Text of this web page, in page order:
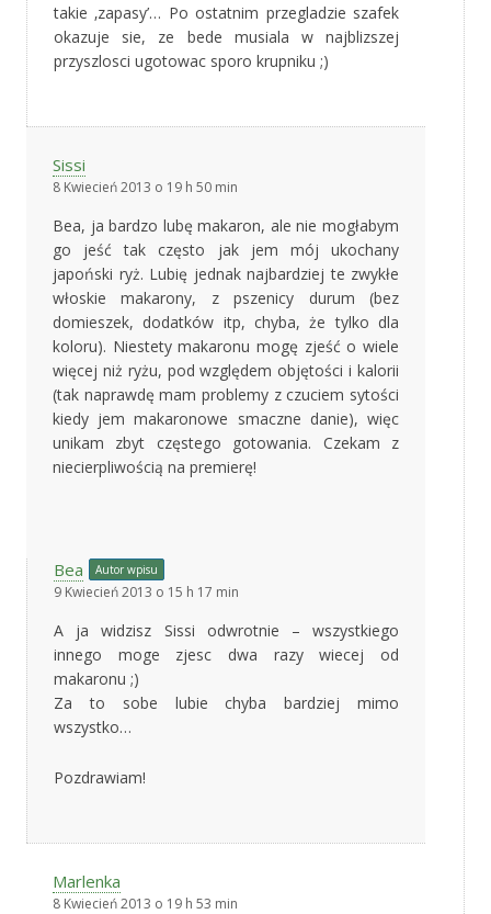
takie ‚zapasy’… Po ostatnim przegladzie szafek
okazuje sie, ze bede musiala w najblizszej
przyszlosci ugotowac sporo krupniku ;)
Sissi
8 Kwiecień 2013 o 19 h 50 min
Bea, ja bardzo lubę makaron, ale nie mogłabym
go jeść tak często jak jem mój ukochany
japoński ryż. Lubię jednak najbardziej te zwykłe
włoskie makarony, z pszenicy durum (bez
domieszek, dodatków itp, chyba, że tylko dla
koloru). Niestety makaronu mogę zjeść o wiele
więcej niż ryżu, pod względem objętości i kalorii
(tak naprawdę mam problemy z czuciem sytości
kiedy jem makaronowe smaczne danie), więc
unikam zbyt częstego gotowania. Czekam z
niecierpliwością na premierę!
Bea Autor wpisu
9 Kwiecień 2013 o 15 h 17 min
A ja widzisz Sissi odwrotnie – wszystkiego
innego moge zjesc dwa razy wiecej od
makaronu ;)
Za to sobe lubie chyba bardziej mimo
wszystko…
Pozdrawiam!
Marlenka
8 Kwiecień 2013 o 19 h 53 min